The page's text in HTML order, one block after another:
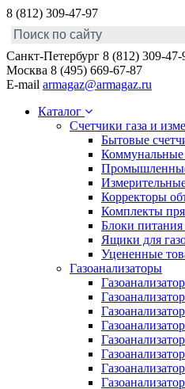
8 (812) 309-47-97
Санкт-Петербург 8 (812) 309-47-
Москва 8 (495) 669-67-87
E-mail armagaz@armagaz.ru
Каталог
Счетчики газа и
Бытовые
Коммунальные
Промышленные
Корректоры
Комплекты
Блоки
Ящики для
Уцененные
Газоанализаторы